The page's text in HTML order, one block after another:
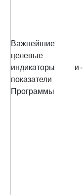
Важнейшие
целевые
индикаторы и
показатели
Программы
-